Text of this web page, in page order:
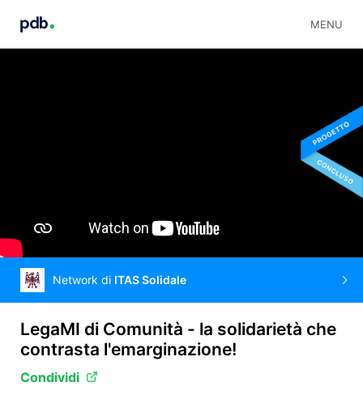
MENU
Network di ITAS Solidale
LegaMI di Comunità - la solidarietà che
contrasta l'emarginazione!
Condividi